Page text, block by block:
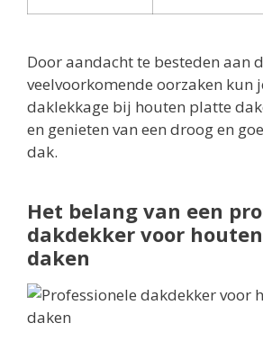
Door aandacht te besteden aan
veelvoorkomende oorzaken kun
daklekkage bij houten platte
en genieten van een droog en
dak.
Het belang van een
dakdekker voor
daken